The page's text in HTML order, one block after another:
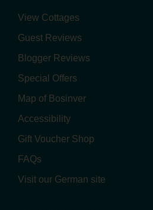
View Cottages
Guest Reviews
Blogger Reviews
Special Offers
Map of Bosinver
Accessibility
Gift Voucher Shop
FAQs
Visit our German site